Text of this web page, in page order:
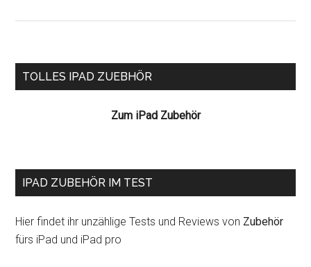
iBooks
Seitenspalte
TOLLES IPAD ZUEBHÖR
Zum iPad Zubehör
IPAD ZUBEHÖR IM TEST
Hier findet ihr unzählige Tests und Reviews von Zubehör
fürs iPad und iPad pro